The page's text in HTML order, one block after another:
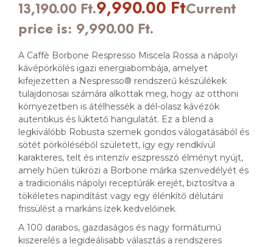
13,190.00 Ft.9,990.00 FtCurrent
price is: 9,990.00 Ft.
A Caffè Borbone Respresso Miscela Rossa a nápolyi
kávépörkölés igazi energiabombája, amelyet
kifejezetten a Nespresso® rendszerű készülékek
tulajdonosai számára alkottak meg, hogy az otthoni
környezetben is átélhessék a dél-olasz kávézók
autentikus és lüktető hangulatát. Ez a blend a
legkiválóbb Robusta szemek gondos válogatásából és
sötét pörköléséből született, így egy rendkívül
karakteres, telt és intenzív eszpresszó élményt nyújt,
amely hűen tükrözi a Borbone márka szenvedélyét és
a tradicionális nápolyi receptúrák erejét, biztosítva a
tökéletes napindítást vagy egy élénkítő délutáni
frissülést a markáns ízek kedvelőinek.
A 100 darabos, gazdaságos és nagy formátumú
kiszerelés a legideálisabb választás a rendszeres